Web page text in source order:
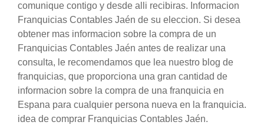
comunique contigo y desde alli recibiras. Informacion
Franquicias Contables Jaén de su eleccion. Si desea
obtener mas informacion sobre la compra de un
Franquicias Contables Jaén antes de realizar una
consulta, le recomendamos que lea nuestro blog de
franquicias, que proporciona una gran cantidad de
informacion sobre la compra de una franquicia en
Espana para cualquier persona nueva en la franquicia.
idea de comprar Franquicias Contables Jaén.